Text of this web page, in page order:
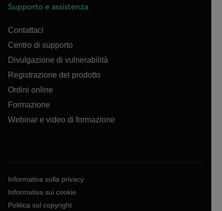
Supporto e assistenza
Contattaci
Centro di supporto
Divulgazione di vulnerabilità
Registrazione del prodotto
Ordini online
Formazione
Webinar e video di formazione
Informativa sulla privacy
Informativa sui cookie
Politica sul copyright